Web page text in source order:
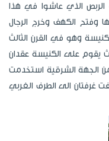
الربص الذي عاشوا في هذا
وفتح الكهف وخرج الرجال
وهو في القرن الثالث
يقوم على الكنيسة عقدان
الجهة الشرقية استخدمت
غرفتان الى الطرف الغربي